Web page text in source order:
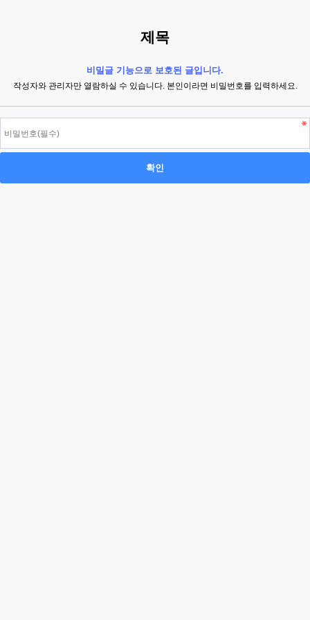
제목
비밀글 기능으로 보호된 글입니다.
작성자와 관리자만 열람하실 수 있습니다. 본인이라면 비밀번호를 입력하세요.